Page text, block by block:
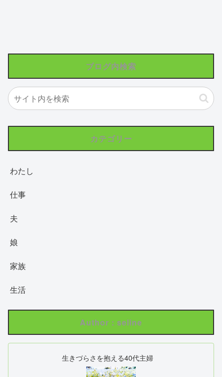
ブログ内検索
カテゴリー
わたし
仕事
夫
娘
家族
生活
Author : seline
生きづらさを抱える40代主婦